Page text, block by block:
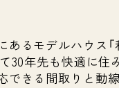
るモデルハウス「
て30年先も快適に
できる間取りと動